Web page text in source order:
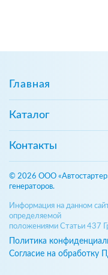
Главная
Каталог
Контакты
© 2026 ООО
генераторов.
Информация на данном
определяемой
положениями Статьи 437
Политика
Согласие на обработку